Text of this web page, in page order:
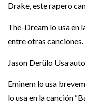
Drake, este rapero
The-Dream lo usa en
entre otras canciones.
Jason Derülo Usa
Eminem lo usa
lo usa en la canción